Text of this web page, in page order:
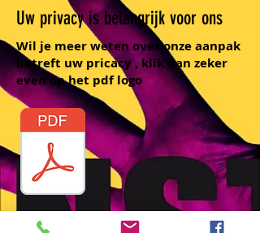
Uw privacy is belangrijk voor ons
Wil je meer weten over onze aanpak
betreft uw pricacy , klik dan zeker
even op het pdf logo